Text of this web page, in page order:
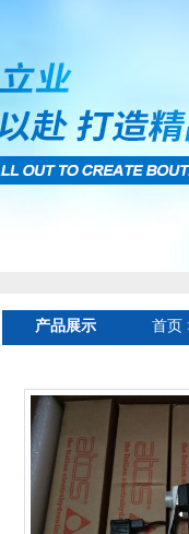
产品展示 首页